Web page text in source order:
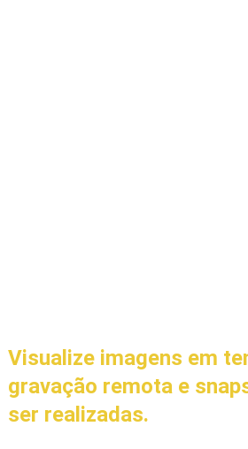
Visualize imagens em
gravação remota e
ser realizadas.